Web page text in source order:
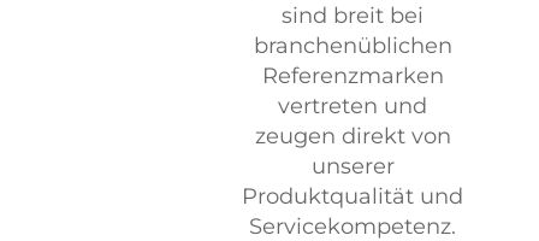
-abbildungen
replizieren,
beteiligen
Projekten,
sind breit bei
branchenüblichen
Referenzmarken
vertreten und
zeugen direkt von
unserer
Produktqualität und
Servicekompetenz.